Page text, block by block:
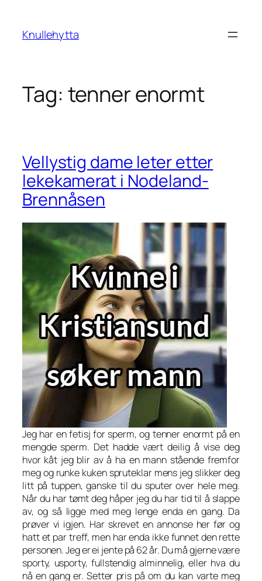
content
Knullehytta
Tag: tenner enormt
Vellystig dame leter etter
lekekamerat i Nodeland-
Brennåsen
Jeg har en fetisj for sperm, og tenner enormt på en
mengde sperm. Det hadde vært deilig å vise deg
hvor kåt jeg blir av å ha en mann stående fremfor
meg og runke kuken spruteklar mens jeg slikker deg
litt på tuppen, ganske til du sputer over hele meg.
Når du har tømt deg håper jeg du har tid til å slappe
av, og så ligge med meg lenge enda en gang. Da
prøver vi igjen. Har skrevet en annonse her før og
hatt et par treff, men har enda ikke funnet den rette
personen. Jeg er ei jente på 62 år. Du må gjerne være
sporty, usporty, fullstendig alminnelig, eller hva du
nå en gang er. Setter pris på om du kan varte meg